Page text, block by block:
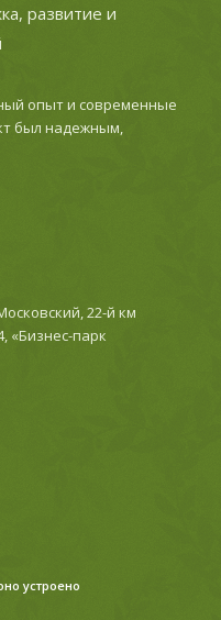
развитие и
опыт и современные
был надежным,
22-й км
«Бизнес-парк
устроено